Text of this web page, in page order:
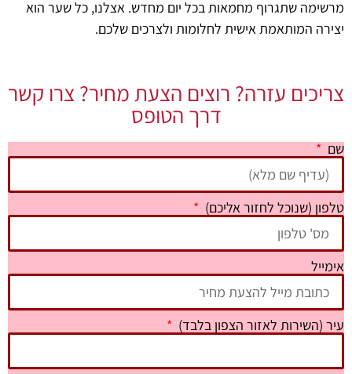
מרשימה שתגרוף מחמאות בכל יום מחדש. אצלנו, כל שער הוא
יצירה המותאמת אישית לחלומות ולצרכים שלכם.
שער חשמלי לבית - שער הכניסה לבית שלכם | אבי שערים
שער חשמלי לבית| שערים מעוצבים | אבי שערים
שער נגרר אומנותי | שערים מעוצבים - אבי שערים
שער דו כנפי עם פשפש | אבי שערים - שערים מעוצבים
שער פשפש כנף וחצי | אבי שערים - שערים מעוצבים
שער דו כנפי מקט | אבי שערים - שערים מעוצבים
שערים חשמליים לבית | אבי שערים - שערים מעוצבים
שער חשמלי לבית פרטי | אבי שערים - שערים מעוצבים
שער חשמלי מפואר לבית | אבי שערים -שערים מעוצבים
שערים
שער אוטומטי מברזל | שערים מעצובים של אבי שערים
צריכים עזרה? רוצים הצעת מחיר? צרו קשר
דרך הטופס
שם
טלפון (שנוכל לחזור אליכם)
אימייל
עיר (השירות לאזור הצפון בלבד)